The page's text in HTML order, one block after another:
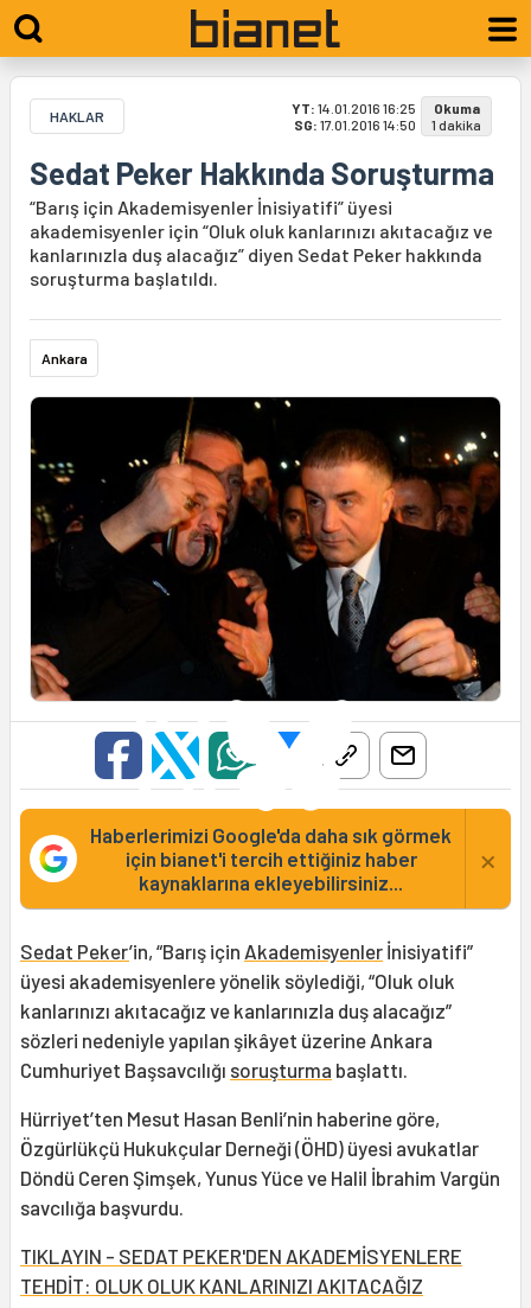
HAKLAR YT: 14.01.2016 16:25
SG: 17.01.2016 14:50
Okuma
1 dakika
Sedat Peker Hakkında Soruşturma
“Barış için Akademisyenler İnisiyatifi” üyesi
akademisyenler için “Oluk oluk kanlarınızı akıtacağız ve
kanlarınızla duş alacağız” diyen Sedat Peker hakkında
soruşturma başlatıldı.
Ankara
Haberlerimizi Google'da daha sık görmek
için bianet'i tercih ettiğiniz haber
kaynaklarına ekleyebilirsiniz...
×
Sedat Peker’in, “Barış için Akademisyenler İnisiyatifi”
üyesi akademisyenlere yönelik söylediği, “Oluk oluk
kanlarınızı akıtacağız ve kanlarınızla duş alacağız”
sözleri nedeniyle yapılan şikâyet üzerine Ankara
Cumhuriyet Başsavcılığı soruşturma başlattı.
Hürriyet’ten Mesut Hasan Benli’nin haberine göre,
Özgürlükçü Hukukçular Derneği (ÖHD) üyesi avukatlar
Döndü Ceren Şimşek, Yunus Yüce ve Halil İbrahim Vargün
savcılığa başvurdu.
TIKLAYIN - SEDAT PEKER'DEN AKADEMİSYENLERE
TEHDİT: OLUK OLUK KANLARINIZI AKITACAĞIZ